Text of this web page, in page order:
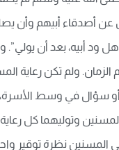
عن أصدقاء أبيهم وأن
أهل ود أبيه، بعد أن
الزمان. ولم تكن رعاية
أو سؤال في وسط
وتوليهما كل
المسنين نظرة توقير